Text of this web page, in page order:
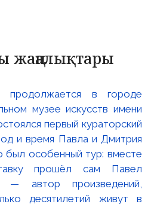
жаңалықтары